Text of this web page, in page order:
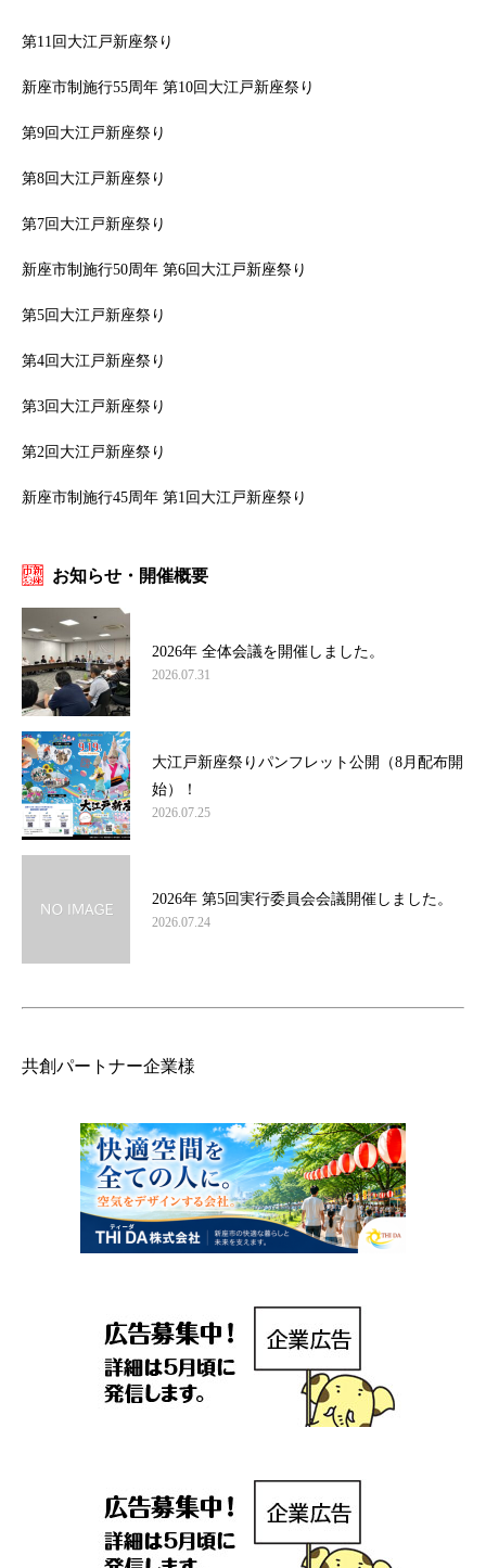
第11回大江戸新座祭り
新座市制施行55周年 第10回大江戸新座祭り
第9回大江戸新座祭り
第8回大江戸新座祭り
第7回大江戸新座祭り
新座市制施行50周年 第6回大江戸新座祭り
第5回大江戸新座祭り
第4回大江戸新座祭り
第3回大江戸新座祭り
第2回大江戸新座祭り
新座市制施行45周年 第1回大江戸新座祭り
お知らせ・開催概要
2026年 全体会議を開催しました。
2026.07.31
大江戸新座祭りパンフレット公開（8月配布開
始）！
2026.07.25
2026年 第5回実行委員会会議開催しました。
2026.07.24
共創パートナー企業様